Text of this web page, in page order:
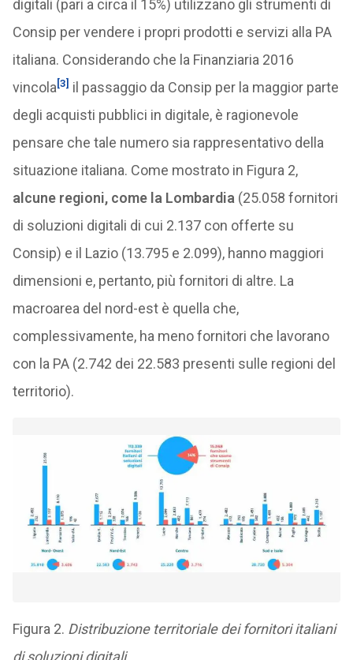
digitali (pari a circa il 15%) utilizzano gli strumenti di
Consip per vendere i propri prodotti e servizi alla PA
italiana. Considerando che la Finanziaria 2016
vincola[3] il passaggio da Consip per la maggior parte
degli acquisti pubblici in digitale, è ragionevole
pensare che tale numero sia rappresentativo della
situazione italiana. Come mostrato in Figura 2,
alcune regioni, come la Lombardia (25.058 fornitori
di soluzioni digitali di cui 2.137 con offerte su
Consip) e il Lazio (13.795 e 2.099), hanno maggiori
dimensioni e, pertanto, più fornitori di altre. La
macroarea del nord-est è quella che,
complessivamente, ha meno fornitori che lavorano
con la PA (2.742 dei 22.583 presenti sulle regioni del
territorio).
Figura 2. Distribuzione territoriale dei fornitori italiani
di soluzioni digitali